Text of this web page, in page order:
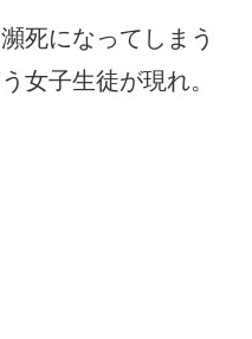
死になってしまう
女子生徒が現れ。